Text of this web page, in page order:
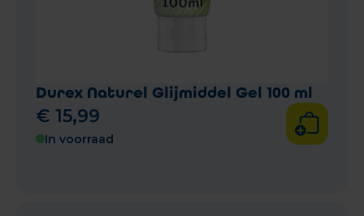
Durex Naturel Glijmiddel Gel 100 ml
€ 15,99
In voorraad